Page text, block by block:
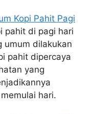
Kopi Pahit Pagi
pahit di pagi hari
umum dilakukan
pahit dipercaya
yang
hari.